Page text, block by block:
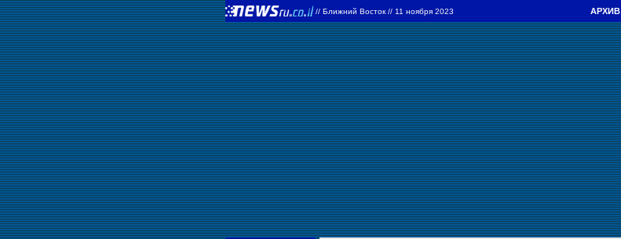
// Ближний Восток // 11 ноября 2023 АРХИВ